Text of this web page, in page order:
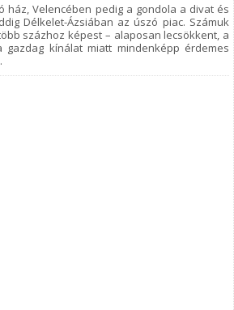
ház, Velencében pedig a gondola a divat és
Délkelet-Ázsiában az úszó piac. Számuk
százhoz képest – alaposan lecsökkent, a
kínálat miatt mindenképp érdemes